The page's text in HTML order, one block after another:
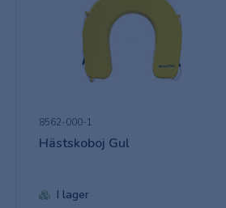
8562-000-1
Hästskoboj Gul
I lager